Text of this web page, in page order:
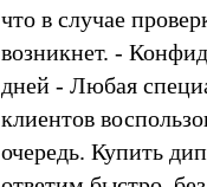
что в случае
возникнет. -
дней - Любая
клиентов
очередь. Купить